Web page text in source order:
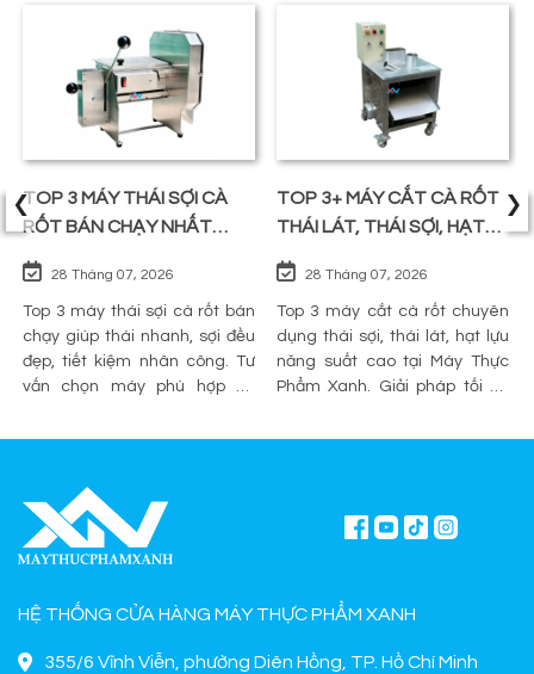
TOP 3 MÁY THÁI SỢI CÀ
RỐT BÁN CHẠY NHẤT
TRÊN THỊ TRƯỜNG
28 Tháng 07, 2026
Top 3 máy thái sợi cà rốt bán
chạy giúp thái nhanh, sợi đều
đẹp, tiết kiệm nhân công. Tư
vấn chọn máy phù hợp và
Phẩm Xanh.
TOP 3+ MÁY CẮT CÀ RỐT
THÁI LÁT, THÁI SỢI, HẠT
LỰU
28 Tháng 07, 2026
Top 3 máy cắt cà rốt chuyên
dụng thái sợi, thái lát, hạt lựu
năng suất cao tại Máy Thực
Phẩm Xanh. Giải pháp tối ưu
nghiệp.
‹ ›
HỆ THỐNG CỬA HÀNG MÁY THỰC PHẨM XANH
355/6 Vĩnh Viễn, phường Diên Hồng, TP. Hồ Chí Minh